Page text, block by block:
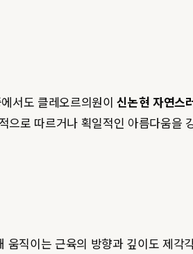
서도 클레오르의원이신논현 자연스
로 따르거나 획일적인 아름다움
직이는 근육의 방향과 깊이도 제